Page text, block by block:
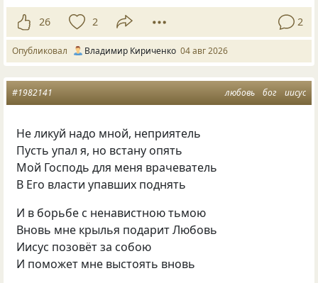
26 2 2
Опубликовал Владимир Кириченко 04 авг 2026
любовь бог иисус
#1982141
Не ликуй надо мной, неприятель
Пусть упал я, но встану опять
Мой Господь для меня врачеватель
В Его власти упавших поднять
И в борьбе с ненавистною тьмою
Вновь мне крылья подарит Любовь
Иисус позовёт за собою
И поможет мне выстоять вновь